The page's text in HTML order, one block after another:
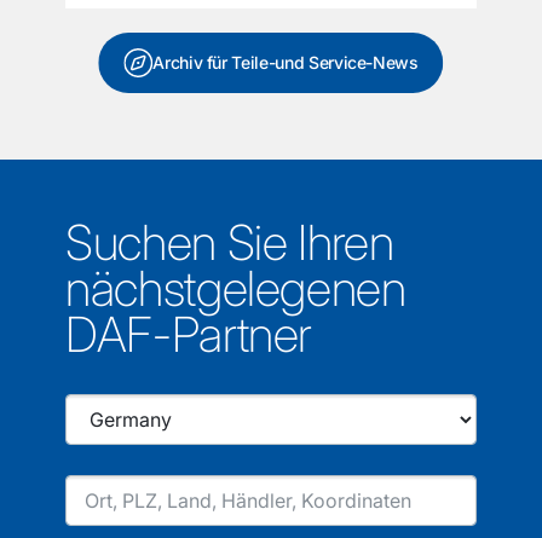
Archiv für Teile-und Service-News
Suchen Sie Ihren
nächstgelegenen
DAF-Partner